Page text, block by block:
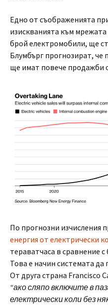
Едно от съображенията
изискванията към
брой електромобили, ще
Блумбърг прогнозират, че
ще имат повече продажби
По прогнозни изчисления
енергия от електрически
тераватчаса в сравнение
Това е начин системата
От друга страна Francisco
“ако сляпо включите в
електрически коли без